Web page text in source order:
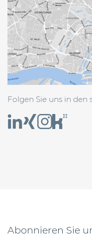
Folgen Sie uns in den
Abonnieren Sie